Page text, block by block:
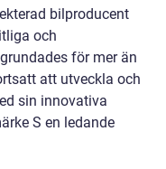
bilproducent
och
för mer än
att utveckla och
sin innovativa
S en ledande